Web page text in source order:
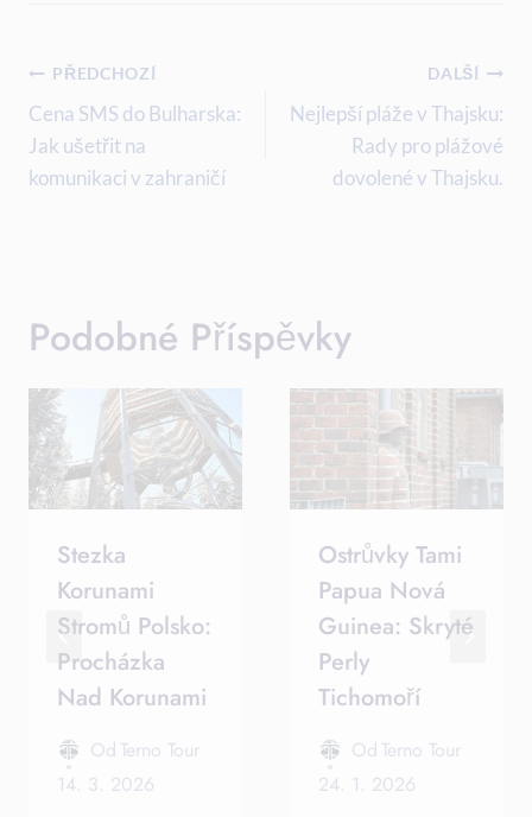
Navigace
Pro
Příspěvek
PŘEDCHOZÍ
Cena SMS do Bulharska:
Jak ušetřit na
komunikaci v zahraničí
DALŠÍ
Nejlepší pláže v Thajsku:
Rady pro plážové
dovolené v Thajsku.
Podobné Příspěvky
Stezka
Korunami
Stromů Polsko:
Procházka
Nad Korunami
Od Terno Tour
14. 3. 2026
Ostrůvky Tami
Papua Nová
Guinea: Skryté
Perly
Tichomoří
Od Terno Tour
24. 1. 2026